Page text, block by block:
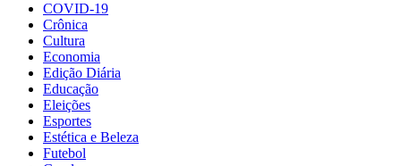
COVID-19
Crônica
Cultura
Economia
Edição Diária
Educação
Eleições
Esportes
Estética e Beleza
Futebol